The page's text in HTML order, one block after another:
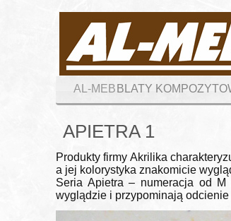
AL-MEB BLATY
APIETRA 1
Produkty firmy Akrilika
a jej kolorystyka znakomicie
Seria Apietra – numeracja od
wyglądzie i przypominają